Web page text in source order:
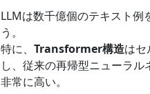
LLMは数千億個のテキスト例
う。
特に、 Transformer構造は
し、従来の再帰型ニューラ
非常に高い。